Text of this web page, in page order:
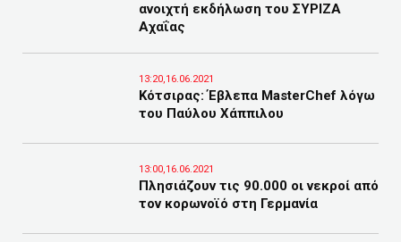
ανοιχτή εκδήλωση του ΣΥΡΙΖΑ
Αχαΐας
13:20,16.06.2021
Κότσιρας: Έβλεπα MasterChef λόγω
του Παύλου Χάππιλου
13:00,16.06.2021
Πλησιάζουν τις 90.000 οι νεκροί από
τον κορωνοϊό στη Γερμανία